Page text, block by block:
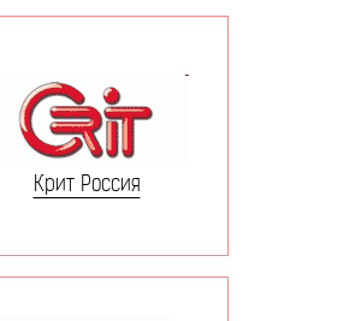
Крит Россия